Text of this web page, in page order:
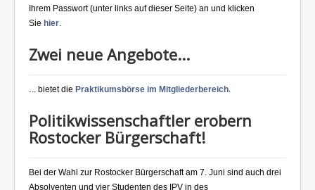
Ihrem Passwort (unter links auf dieser Seite) an und klicken
Sie hier.
Zwei neue Angebote...
... bietet die Praktikumsbörse im Mitgliederbereich.
Politikwissenschaftler erobern
Rostocker Bürgerschaft!
Bei der Wahl zur Rostocker Bürgerschaft am 7. Juni sind auch drei
Absolventen und vier Studenten des IPV in des